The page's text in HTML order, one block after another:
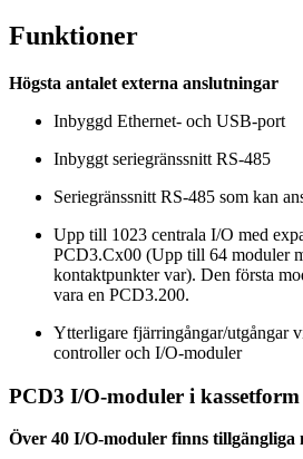
Funktioner
Högsta antalet externa anslutningar
Inbyggd Ethernet- och USB-port
Inbyggt seriegränssnitt RS-485
Seriegränssnitt RS-485 som kan
Upp till 1023 centrala I/O med
PCD3.Cx00 (Upp till 64 moduler
kontaktpunkter var). Den första
vara en PCD3.200.
Ytterligare fjärringångar/utgångar
controller och I/O-moduler
PCD3 I/O-moduler i kassetform
Över 40 I/O-moduler finns